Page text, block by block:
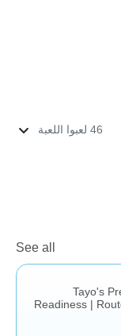
46 لعبوا اللعبة
See all
Tayo's
Readiness |